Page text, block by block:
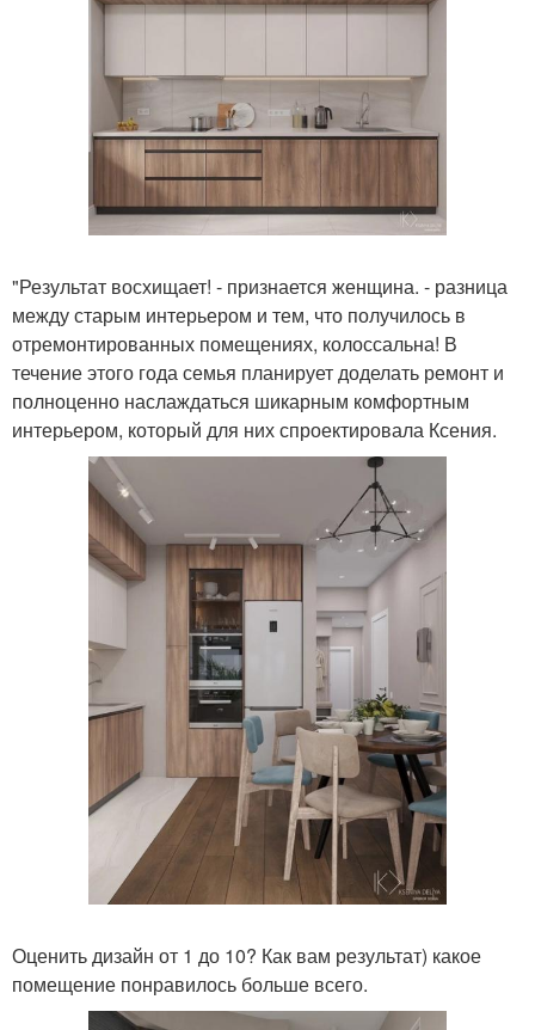
"Результат восхищает! - признается женщина. - разница
между старым интерьером и тем, что получилось в
отремонтированных помещениях, колоссальна! В
течение этого года семья планирует доделать ремонт и
полноценно наслаждаться шикарным комфортным
интерьером, который для них спроектировала Ксения.
Оценить дизайн от 1 до 10? Как вам результат) какое
помещение понравилось больше всего.